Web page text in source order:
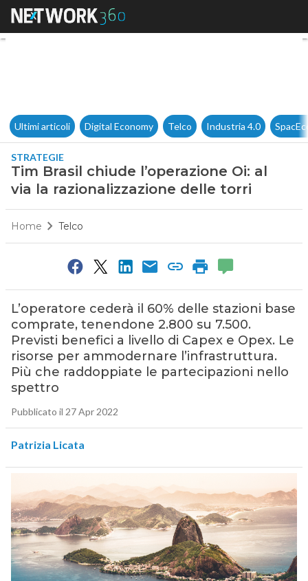
Tim Brasil chiude
Ultimi articoli Digital Economy Telco Industria 4.0
STRATEGIE
Tim Brasil chiude l’operazione Oi: al
via la razionalizzazione delle torri
Home Telco
L’operatore cederà il 60% delle stazioni base
comprate, tenendone 2.800 su 7.500.
Previsti benefici a livello di Capex e Opex. Le
risorse per ammodernare l’infrastruttura.
Più che raddoppiate le partecipazioni nello
spettro
Pubblicato il 27 Apr 2022
Patrizia Licata